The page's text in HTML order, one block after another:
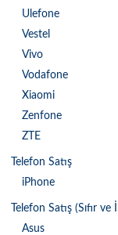
Ulefone
Vestel
Vivo
Vodafone
Xiaomi
Zenfone
ZTE
Telefon Satış
iPhone
Telefon Satış (Sıfır ve
Asus